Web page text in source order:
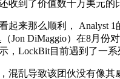
收到了价值数千万美元的
起来那么顺利， Analyst
Jon DiMaggio）在8月份
，LockBit目前遇到了一系
混乱导致该团伙没有像其